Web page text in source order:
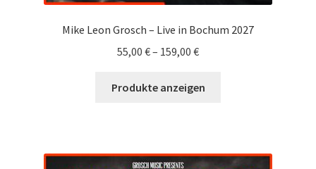
Mike Leon Grosch – Live in Bochum 2027
55,00 €– 159,00 €
Produkte anzeigen